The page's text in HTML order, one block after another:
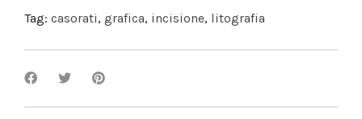
Tag: casorati, grafica, incisione, litografia